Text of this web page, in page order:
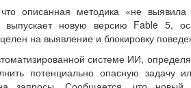
описанная методика «не выявила
выпускает новую версию Fable 5,
на выявление и блокировку
системе ИИ,
потенциально опасную задачу